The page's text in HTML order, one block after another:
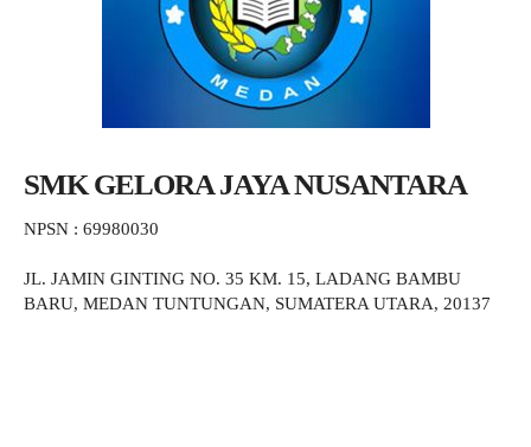
SMK GELORA JAYA NUSANTARA
NPSN : 69980030
JL. JAMIN GINTING NO. 35 KM. 15, LADANG BAMBU
BARU, MEDAN TUNTUNGAN, SUMATERA UTARA, 20137